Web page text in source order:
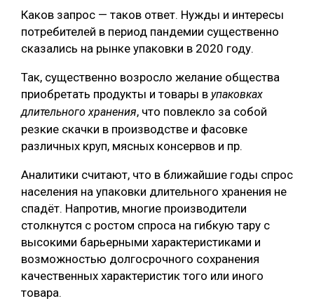
Каков запрос — таков ответ. Нужды и интересы
потребителей в период пандемии существенно
сказались на рынке упаковки в 2020 году.
Так, существенно возросло желание общества
приобретать продукты и товары в упаковках
длительного хранения, что повлекло за собой
резкие скачки в производстве и фасовке
различных круп, мясных консервов и пр.
Аналитики считают, что в ближайшие годы спрос
населения на упаковки длительного хранения не
спадёт. Напротив, многие производители
столкнутся с ростом спроса на гибкую тару с
высокими барьерными характеристиками и
возможностью долгосрочного сохранения
качественных характеристик того или иного
товара.